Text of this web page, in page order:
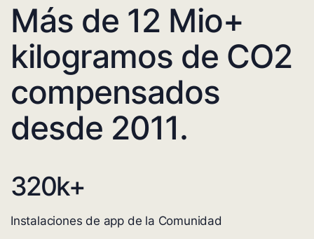
Más de 12 Mio+
kilogramos de CO2
compensados
desde 2011.
320k+
Instalaciones de app de la Comunidad